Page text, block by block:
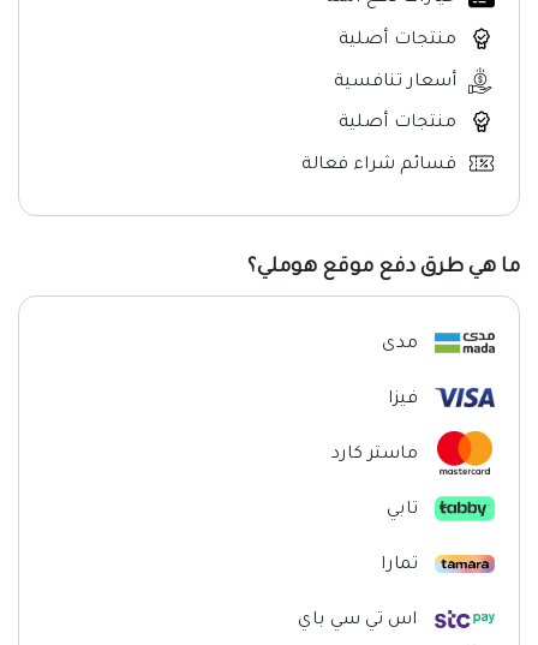
منتجات أصلية
أسعار تنافسية
منتجات أصلية
قسائم شراء فعالة
ما هي طرق دفع موقع هوملي؟
مدى
فيزا
ماستر كارد
تابي
تمارا
اس تي سي باي